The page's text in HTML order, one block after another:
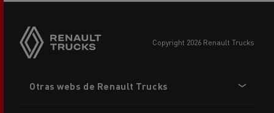
copyright 2026 Renault Trucks
menu
Otras webs de Renault Trucks